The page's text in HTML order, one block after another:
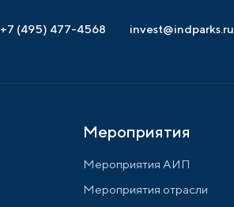
+7 (495) 477-4568 invest@indparks.ru
Мероприятия
Мероприятия АИП
Мероприятия отрасли